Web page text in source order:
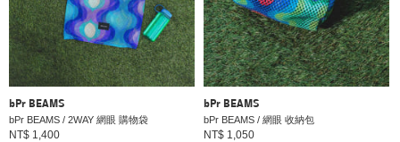
bPr BEAMS
bPr BEAMS / 2WAY 網眼 購物袋
NT$ 1,400
bPr BEAMS
bPr BEAMS / 網眼 收納包
NT$ 1,050